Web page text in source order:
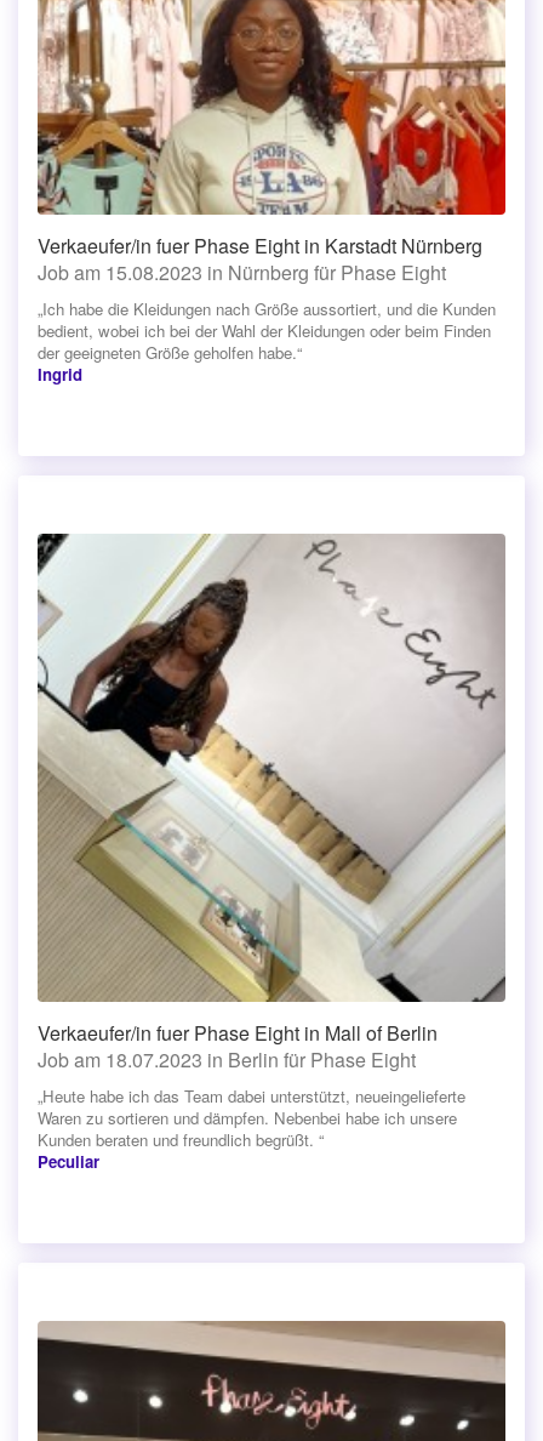
Verkaeufer/in fuer Phase Eight in Karstadt Nürnberg
Job am 15.08.2023 in Nürnberg für Phase Eight
„Ich habe die Kleidungen nach Größe aussortiert, und die Kunden
bedient, wobei ich bei der Wahl der Kleidungen oder beim Finden
der geeigneten Größe geholfen habe.“
Ingrid
Verkaeufer/in fuer Phase Eight in Mall of Berlin
Job am 18.07.2023 in Berlin für Phase Eight
„Heute habe ich das Team dabei unterstützt, neueingelieferte
Waren zu sortieren und dämpfen. Nebenbei habe ich unsere
Kunden beraten und freundlich begrüßt. “
Peculiar